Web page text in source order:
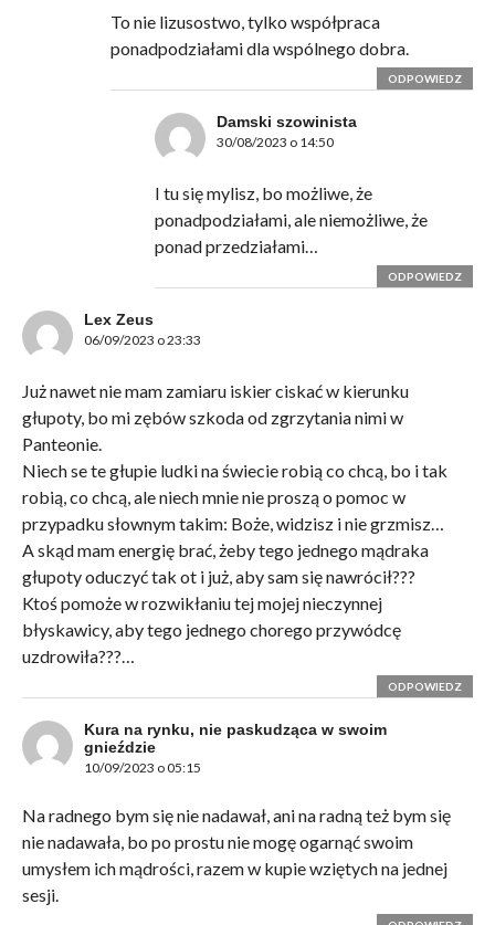
To nie lizusostwo, tylko współpraca
ponadpodziałami dla wspólnego dobra.
ODPOWIEDZ
Damski szowinista
30/08/2023 o 14:50
I tu się mylisz, bo możliwe, że
ponadpodziałami, ale niemożliwe, że
ponad przedziałami…
ODPOWIEDZ
Lex Zeus
06/09/2023 o 23:33
Już nawet nie mam zamiaru iskier ciskać w kierunku
głupoty, bo mi zębów szkoda od zgrzytania nimi w
Panteonie.
Niech se te głupie ludki na świecie robią co chcą, bo i tak
robią, co chcą, ale niech mnie nie proszą o pomoc w
przypadku słownym takim: Boże, widzisz i nie grzmisz…
A skąd mam energię brać, żeby tego jednego mądraka
głupoty oduczyć tak ot i już, aby sam się nawrócił???
Ktoś pomoże w rozwikłaniu tej mojej nieczynnej
błyskawicy, aby tego jednego chorego przywódcę
uzdrowiła???…
ODPOWIEDZ
Kura na rynku, nie paskudząca w swoim
gnieździe
10/09/2023 o 05:15
Na radnego bym się nie nadawał, ani na radną też bym się
nie nadawała, bo po prostu nie mogę ogarnąć swoim
umysłem ich mądrości, razem w kupie wziętych na jednej
sesji.